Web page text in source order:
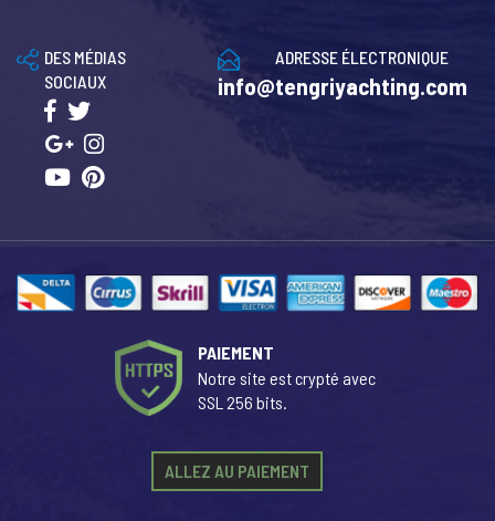
ADRESSE ÉLECTRONIQUE
info@tengriyachting.com
DES MÉDIAS
SOCIAUX
PAIEMENT
Notre site est crypté avec
SSL 256 bits.
ALLEZ AU PAIEMENT